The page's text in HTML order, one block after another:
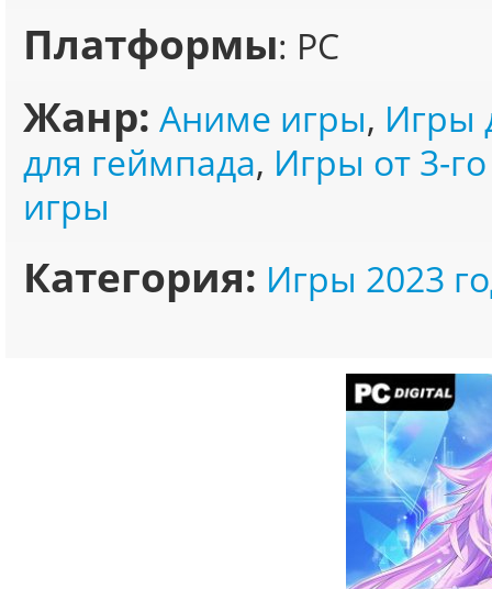
Платформы: PC
Жанр: Аниме игры, Игры
для геймпада, Игры от 3-
игры
Категория: Игры 2023